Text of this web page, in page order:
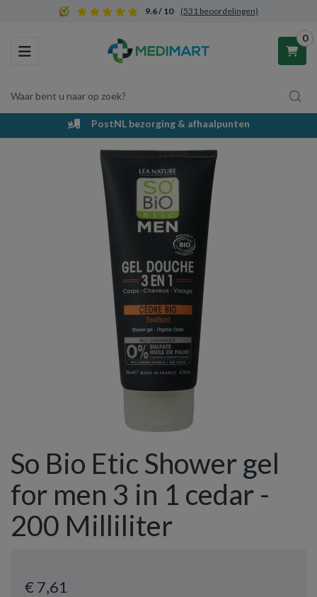
9.6 / 10 (531 beoordelingen)
Toggle navigation
Waar bent u naar op zoek?
0
Winkelwagen
Uw winkelwagen is leeg.
Vul hem met producten.
Voordelig en groot assortiment
So Bio Etic Shower gel
for men 3 in 1 cedar -
200 Milliliter
€ 7,61